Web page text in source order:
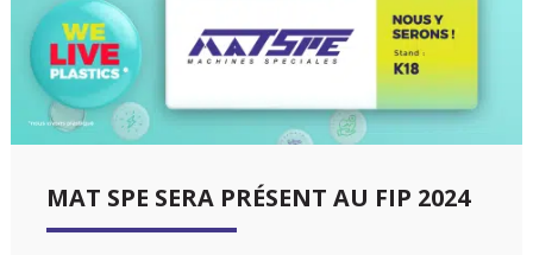
MAT SPE SERA PRÉSENT AU FIP 2024